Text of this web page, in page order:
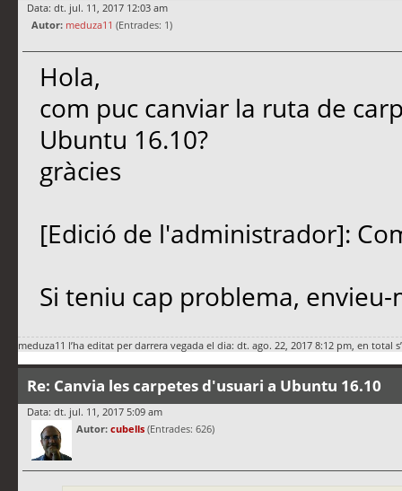
Data: dt. jul. 11, 2017 12:03 am
Autor: meduza11 (Entrades: 1)
Hola,
com puc canviar la ruta de
Ubuntu 16.10?
gràcies
[Edició de l'administrador]:
Si teniu cap problema,
meduza11 l’ha editat per darrera vegada el dia: dt. ago. 22, 2017 8:12 pm, en total
Re: Canvia les carpetes d'usuari a Ubuntu 16.10
Data: dt. jul. 11, 2017 5:09 am
Autor: cubells (Entrades: 626)